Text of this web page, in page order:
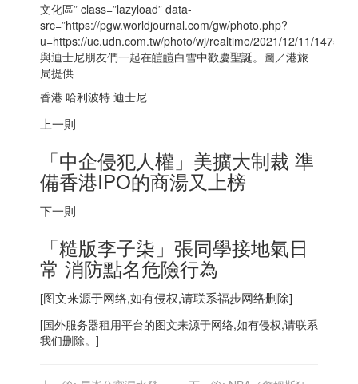
文化區” class=”lazyload” data-
src=”https://pgw.worldjournal.com/gw/photo.php?
u=https://uc.udn.com.tw/photo/wj/realtime/2021/12/11/
與迪士尼朋友們一起在皚皚白雪中歡慶聖誕。圖／港旅
局提供
香港 哈利波特 迪士尼
上一則
「中企侵犯人權」美擴大制裁 準
備香港IPO的商湯又上榜
下一則
「糙版李子柒」張同學接地氣日
常 消防點名危險行為
[图文来源于网络,如有侵权,请联系福步网络删除]
[国外服务器租用平台的图文来源于网络,如有侵权,请联系
我们删除。]